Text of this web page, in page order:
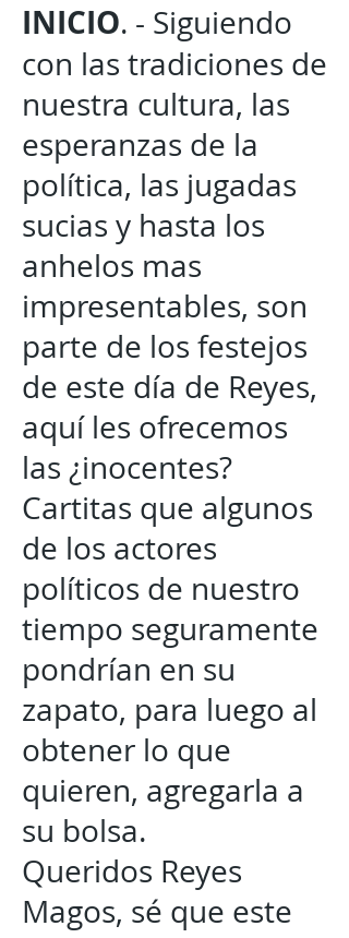
INICIO. - Siguiendo
con las tradiciones de
nuestra cultura, las
esperanzas de la
política, las jugadas
sucias y hasta los
anhelos mas
impresentables, son
parte de los festejos
de este día de Reyes,
aquí les ofrecemos
las ¿inocentes?
Cartitas que algunos
de los actores
políticos de nuestro
tiempo seguramente
pondrían en su
zapato, para luego al
obtener lo que
quieren, agregarla a
su bolsa.
Queridos Reyes
Magos, sé que este